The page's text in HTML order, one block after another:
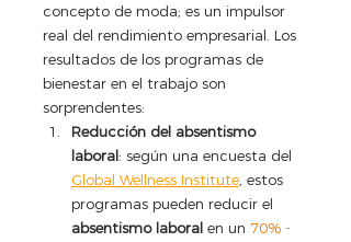
concepto de moda; es un impulsor
real del rendimiento empresarial. Los
resultados de los programas de
bienestar en el trabajo son
sorprendentes:
Reducción del absentismo
laboral: según una encuesta del
Global Wellness Institute , estos
programas pueden reducir el
absentismo laboral en un 70% -